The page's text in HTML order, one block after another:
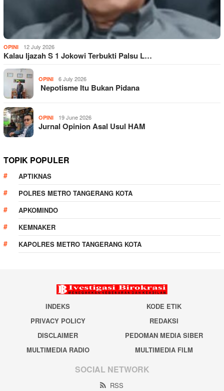
OPINI 12 July 2026
Kalau Ijazah S 1 Jokowi Terbukti Palsu L…
OPINI 6 July 2026
Nepotisme Itu Bukan Pidana
OPINI 19 June 2026
Jurnal Opinion Asal Usul HAM
TOPIK POPULER
APTIKNAS
POLRES METRO TANGERANG KOTA
APKOMINDO
KEMNAKER
KAPOLRES METRO TANGERANG KOTA
INDEKS
KODE ETIK
PRIVACY POLICY
REDAKSI
DISCLAIMER
PEDOMAN MEDIA SIBER
MULTIMEDIA RADIO
MULTIMEDIA FILM
SOCIAL NETWORK
RSS